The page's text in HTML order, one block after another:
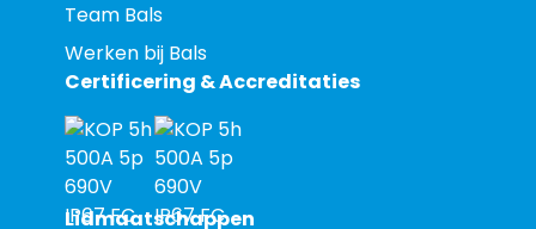
Team Bals
Werken bij Bals
Certificering & Accreditaties
Lidmaatschappen